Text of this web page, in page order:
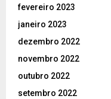
fevereiro 2023
janeiro 2023
dezembro 2022
novembro 2022
outubro 2022
setembro 2022